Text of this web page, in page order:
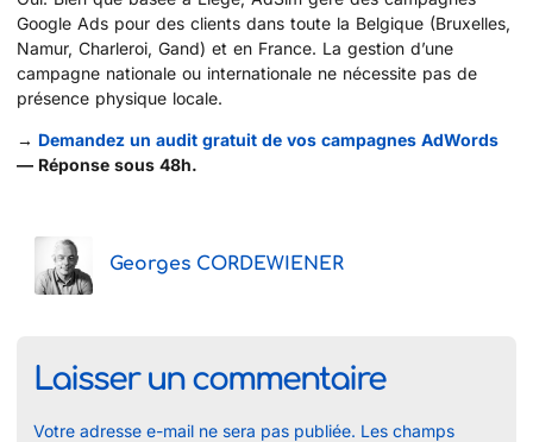
Google Ads pour des clients dans toute la Belgique (Bruxelles,
Namur, Charleroi, Gand) et en France. La gestion d’une
campagne nationale ou internationale ne nécessite pas de
présence physique locale.
→ Demandez un audit gratuit de vos campagnes AdWords
— Réponse sous 48h.
Georges CORDEWIENER
Laisser un commentaire
Votre adresse e-mail ne sera pas publiée. Les champs